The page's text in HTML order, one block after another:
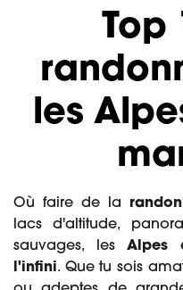
Top
les
Où faire de la
lacs d'altitude,
sauvages, lesAlpes
l'infini. Que tu sois